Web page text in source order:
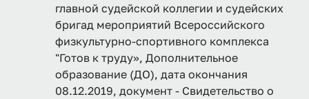
главной судейской коллегии и судейских
бригад мероприятий Всероссийского
физкультурно-спортивного комплекса
"Готов к труду», Дополнительное
образование (ДО), дата окончания
08.12.2019, документ - Свидетельство о